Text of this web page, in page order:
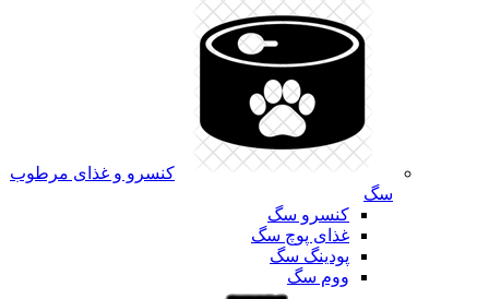
کنسرو و غذای مرطوب
سگ
کنسرو سگ
غذای پوچ سگ
پودینگ سگ
ووم سگ